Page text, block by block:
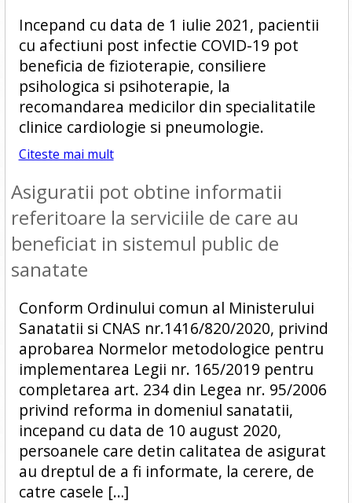
Incepand cu data de 1 iulie 2021, pacientii
cu afectiuni post infectie COVID-19 pot
beneficia de fizioterapie, consiliere
psihologica si psihoterapie, la
recomandarea medicilor din specialitatile
clinice cardiologie si pneumologie.
Citeste mai mult
Asiguratii pot obtine informatii
referitoare la serviciile de care au
beneficiat in sistemul public de
sanatate
Conform Ordinului comun al Ministerului
Sanatatii si CNAS nr.1416/820/2020, privind
aprobarea Normelor metodologice pentru
implementarea Legii nr. 165/2019 pentru
completarea art. 234 din Legea nr. 95/2006
privind reforma in domeniul sanatatii,
incepand cu data de 10 august 2020,
persoanele care detin calitatea de asigurat
au dreptul de a fi informate, la cerere, de
catre casele […]